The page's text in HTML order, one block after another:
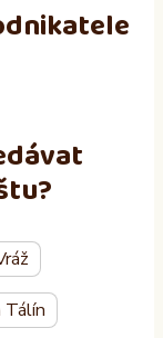
Tálín